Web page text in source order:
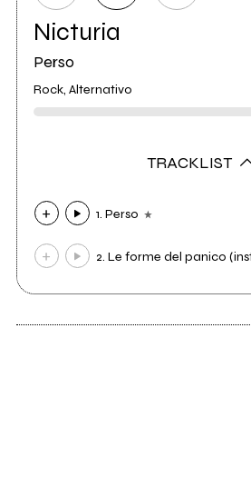
Nicturia
Perso
Rock, Alternativo
TRACKLIST
1. Perso
2. Le forme del panico